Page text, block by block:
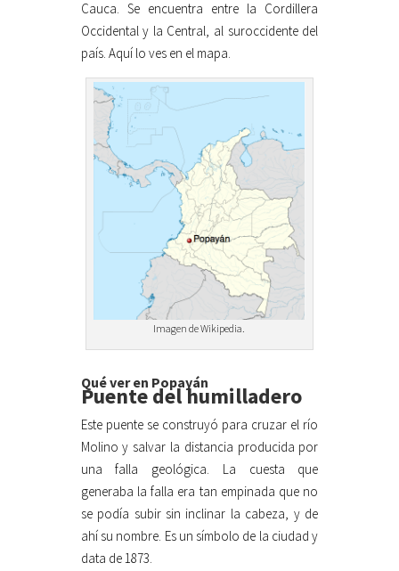
Cauca. Se encuentra entre la Cordillera
Occidental y la Central, al suroccidente del
país. Aquí lo ves en el mapa.
Imagen de Wikipedia.
Qué ver en Popayán
Puente del humilladero
Este puente se construyó para cruzar el río
Molino y salvar la distancia producida por
una falla geológica. La cuesta que
generaba la falla era tan empinada que no
se podía subir sin inclinar la cabeza, y de
ahí su nombre. Es un símbolo de la ciudad y
data de 1873.